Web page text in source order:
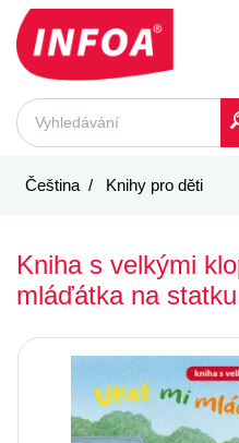
Čeština Knihy pro děti
Kniha s velkými
mláďátka na statku